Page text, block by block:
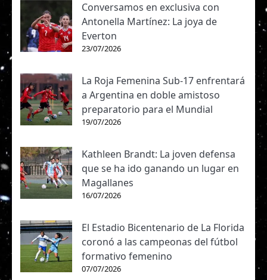
Conversamos en exclusiva con
Antonella Martínez: La joya de
Everton
23/07/2026
La Roja Femenina Sub-17 enfrentará
a Argentina en doble amistoso
preparatorio para el Mundial
19/07/2026
Kathleen Brandt: La joven defensa
que se ha ido ganando un lugar en
Magallanes
16/07/2026
El Estadio Bicentenario de La Florida
coronó a las campeonas del fútbol
formativo femenino
07/07/2026